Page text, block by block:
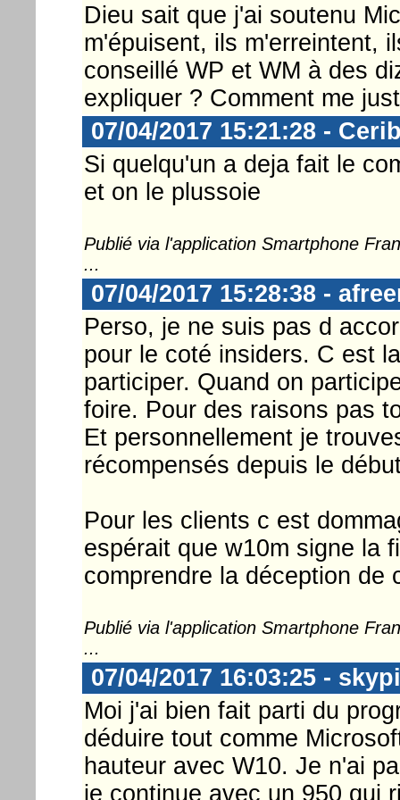
Dieu sait que j'ai soutenu
m'épuisent, ils m'erreintent,
conseillé WP et WM à des
expliquer ? Comment me
07/04/2017 15:21:28 -
Si quelqu'un a deja fait le
et on le plussoie
Publié via l'application Smartphone
...
07/04/2017 15:28:38 -
Perso, je ne suis pas d
pour le coté insiders. C est
participer. Quand on
foire. Pour des raisons pas
Et personnellement je
récompensés depuis le
Pour les clients c est
espérait que w10m signe la
comprendre la déception de
Publié via l'application Smartphone
...
07/04/2017 16:03:25 -
Moi j'ai bien fait parti du
déduire tout comme
hauteur avec W10. Je n'ai
je continue avec un 950 qui